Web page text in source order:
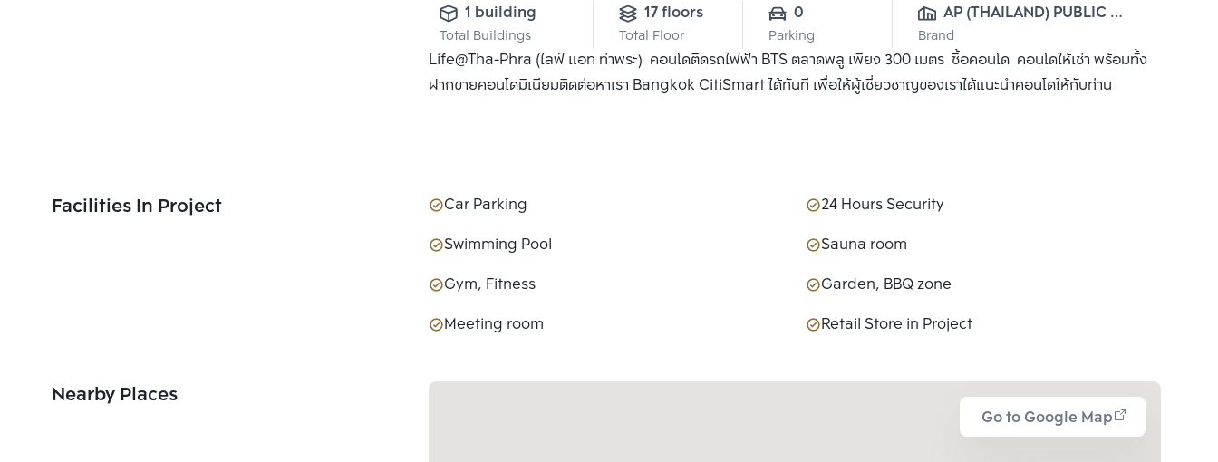
1 building
Total Buildings
17 floors
Total Floor
0
Parking
AP (THAILAND) PUBLIC
CO., LTD.
Brand
Life@Tha-Phra (ไลฟ์ แอท ท่าพระ) คอนโดติดรถไฟฟ้า BTS ตลาดพลู เพียง 300 เมตร ซื้อคอนโด คอนโดให้เช่า พร้อมทั้ง
ฝากขายคอนโดมิเนียมติดต่อหาเรา Bangkok CitiSmart ได้ทันที เพื่อให้ผู้เชี่ยวชาญของเราได้แนะนำคอนโดให้กับท่าน
Facilities In Project Car Parking
24 Hours Security
Swimming Pool
Sauna room
Gym, Fitness
Garden, BBQ zone
Meeting room
Retail Store in Project
Nearby Places
Go to Google Map